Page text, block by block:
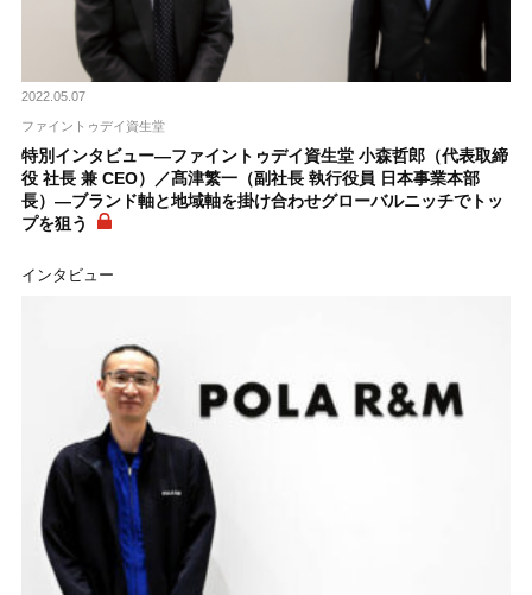
2022.05.07
ファイントゥデイ資生堂
特別インタビュー―ファイントゥデイ資生堂 小森哲郎（代表取締
役 社長 兼 CEO）／髙津繁一（副社長 執行役員 日本事業本部
長）―ブランド軸と地域軸を掛け合わせグローバルニッチでトッ
プを狙う
インタビュー